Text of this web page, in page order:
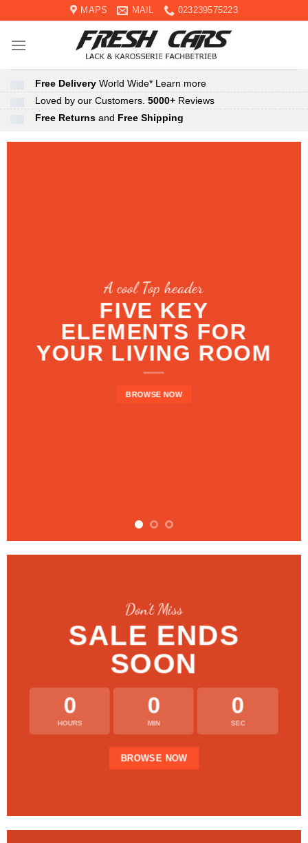
content
MAPS MAIL 023239575223
Free Delivery World Wide* Learn more
Loved by our Customers. 5000+ Reviews
Free Returns and Free Shipping
A cool Top header
FIVE KEY
ELEMENTS FOR
YOUR LIVING ROOM
BROWSE NOW
Don’t Miss
SALE ENDS
SOON
0
HOURS
0
MIN
0
SEC
BROWSE NOW